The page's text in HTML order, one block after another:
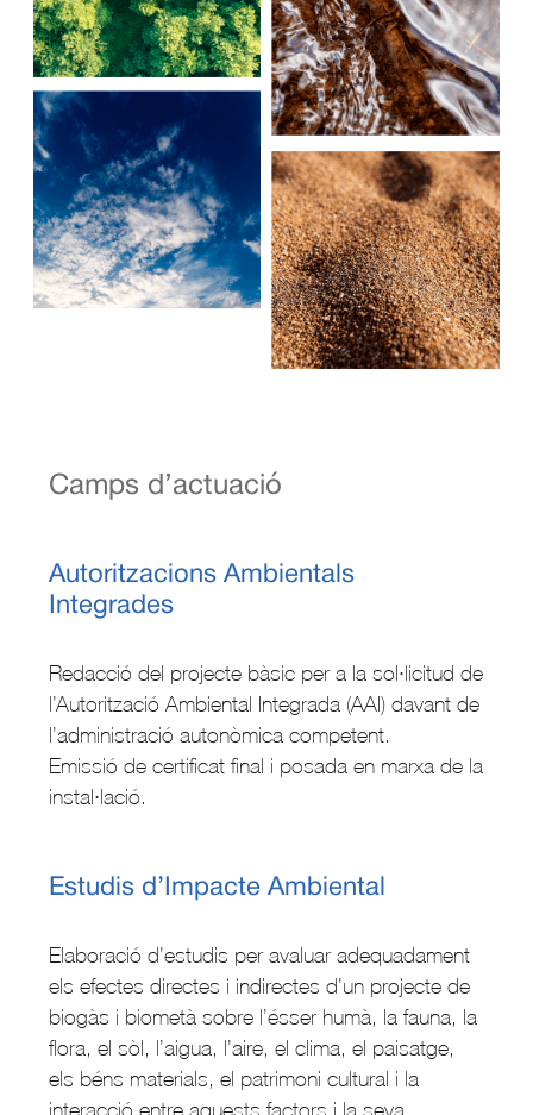
Camps d’actuació
Autoritzacions Ambientals
Integrades
Redacció del projecte bàsic per a la sol·licitud de
l’Autorització Ambiental Integrada (AAI) davant de
l’administració autonòmica competent.
Emissió de certificat final i posada en marxa de la
instal·lació.
Estudis d’Impacte Ambiental
Elaboració d’estudis per avaluar adequadament
els efectes directes i indirectes d’un projecte de
biogàs i biometà sobre l’ésser humà, la fauna, la
flora, el sòl, l’aigua, l’aire, el clima, el paisatge,
els béns materials, el patrimoni cultural i la
interacció entre aquests factors i la seva